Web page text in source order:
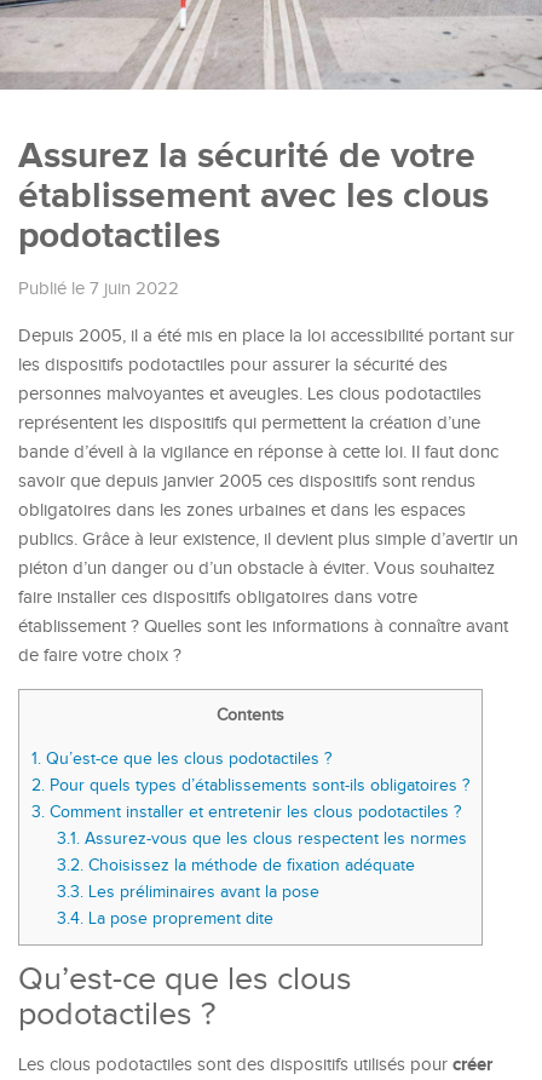
Assurez la sécurité de votre
établissement avec les clous
podotactiles
Publié le 7 juin 2022
Depuis 2005, il a été mis en place la loi accessibilité portant sur
les dispositifs podotactiles pour assurer la sécurité des
personnes malvoyantes et aveugles. Les clous podotactiles
représentent les dispositifs qui permettent la création d’une
bande d’éveil à la vigilance en réponse à cette loi. Il faut donc
savoir que depuis janvier 2005 ces dispositifs sont rendus
obligatoires dans les zones urbaines et dans les espaces
publics. Grâce à leur existence, il devient plus simple d’avertir un
piéton d’un danger ou d’un obstacle à éviter. Vous souhaitez
faire installer ces dispositifs obligatoires dans votre
établissement ? Quelles sont les informations à connaître avant
de faire votre choix ?
Contents
1. Qu’est-ce que les clous podotactiles ?
2. Pour quels types d’établissements sont-ils obligatoires ?
3. Comment installer et entretenir les clous podotactiles ?
3.1. Assurez-vous que les clous respectent les normes
3.2. Choisissez la méthode de fixation adéquate
3.3. Les préliminaires avant la pose
3.4. La pose proprement dite
Qu’est-ce que les clous
podotactiles ?
Les clous podotactiles sont des dispositifs utilisés pour créer